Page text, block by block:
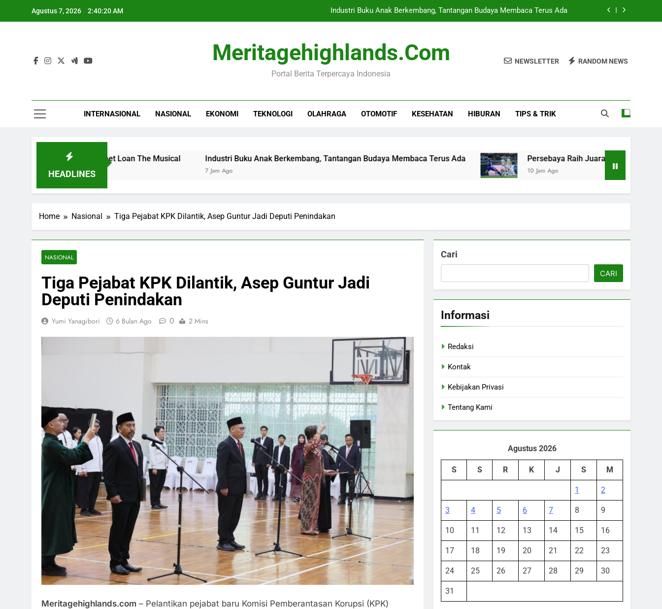
Agustus 7, 2026 2:40:21 AM Industri Buku Anak Berkembang, Tantangan Budaya Membaca Terus Ada
10 Tahun UU Disabilitas: Fokus pada Hasil, Bukan Regulasi
Idgitaf Luncurkan 5 Lagu Baru di Home Sweet Loan The Musical
Persebaya Raih Juara Piala Presiden 2026 Setelah Menang Penalti
Meritagehighlands.com
Portal Berita Terpercaya Indonesia
NEWSLETTER RANDOM NEWS
INTERNASIONAL NASIONAL EKONOMI TEKNOLOGI OLAHRAGA OTOMOTIF KESEHATAN HIBURAN TIPS & TRIK
HEADLINES
di Home Sweet Loan The Musical Industri Buku Anak Berkembang, Tantangan Budaya Membaca Terus Ada Persebaya Raih Juara Piala Presiden 2026
10 Jam Ago
Home Nasional Tiga Pejabat KPK Dilantik, Asep Guntur Jadi Deputi Penindakan
NASIONAL
Tiga Pejabat KPK Dilantik, Asep Guntur Jadi
Deputi Penindakan
Yumi Yanagibori 6 Bulan Ago 0 2 Mins
Meritagehighlands.com – Pelantikan pejabat baru Komisi Pemberantasan Korupsi (KPK)
Cari
CARI
Informasi
Redaksi
Kontak
Kebijakan Privasi
Tentang Kami
Agustus 2026
S S R K J S M
1 2
3 4 5 6 7 8 9
10 11 12 13 14 15 16
17 18 19 20 21 22 23
24 25 26 27 28 29 30
31